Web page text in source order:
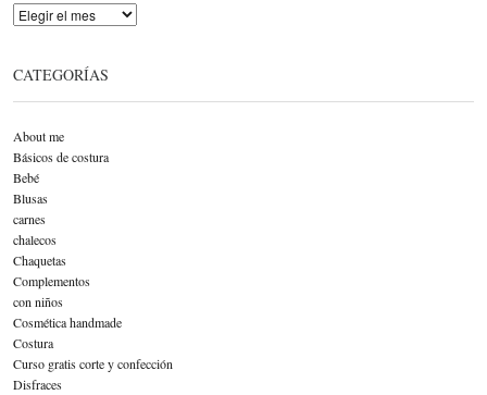
Archivo
CATEGORÍAS
About me
Básicos de costura
Bebé
Blusas
carnes
chalecos
Chaquetas
Complementos
con niños
Cosmética handmade
Costura
Curso gratis corte y confección
Disfraces